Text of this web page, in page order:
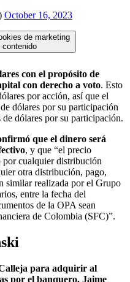
October 16, 2023
de marketing
con el propósito de
con derecho a voto. Esto
por acción, así que el
dólares por su participación
dólares por su participación.
que el dinero será
, y que “el precio
cualquier distribución
otra distribución, pago,
similar realizada por el Grupo
entre la fecha del
de la OPA sean
de Colombia (SFC)”.
para adquirir al
por el banquero, Jaime